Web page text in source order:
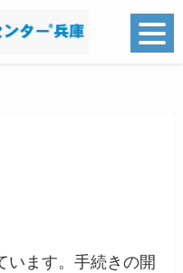
います。手続きの開